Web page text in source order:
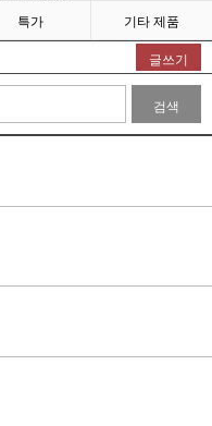
특가 기타 제품
글쓰기
검색